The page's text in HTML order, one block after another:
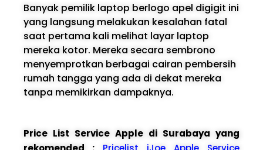
Banyak pemilik laptop berlogo apel digigit ini
yang langsung melakukan kesalahan fatal
saat pertama kali melihat layar laptop
mereka kotor. Mereka secara sembrono
menyemprotkan berbagai cairan pembersih
rumah tangga yang ada di dekat mereka
tanpa memikirkan dampaknya.
Price List Service Apple di Surabaya yang